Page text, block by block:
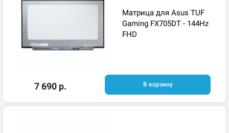
Матрица для Asus TUF
Gaming FX705DT - 144Hz
FHD
7 690 р. В корзину